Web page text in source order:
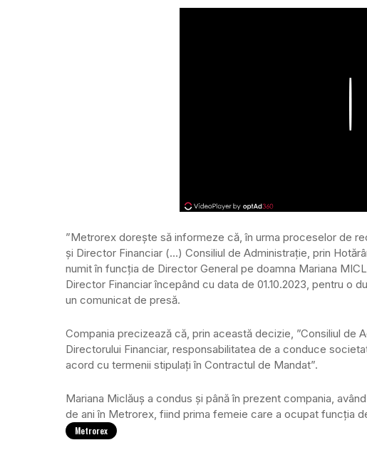
”Metrorex doreşte să informeze că, în urma proceselor de
şi Director Financiar (…) Consiliul de Administraţie, prin
numit în funcţia de Director General pe doamna Mariana
Director Financiar începând cu data de 01.10.2023, pentru o
un comunicat de presă.
Compania precizează că, prin această decizie, ”Consiliul de
Directorului Financiar, responsabilitatea de a conduce
acord cu termenii stipulaţi în Contractul de Mandat”.
Mariana Miclăuş a condus şi până în prezent compania,
de ani în Metrorex, fiind prima femeie care a ocupat funcţia
Metrorex